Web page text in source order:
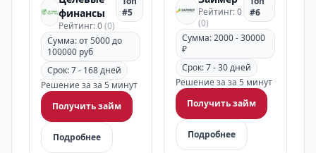
финансы
Рейтинг: 0(0)
#5
Сумма: от 5000 до
100000 руб
Срок: 7 - 168 дней
Решение за за 5 минут
Получить займ
Подробнее
Рейтинг: 0
(0)
#6
Сумма: 2000 - 30000
₽
Срок: 7 - 30 дней
Решение за за 5 минут
Получить займ
Подробнее